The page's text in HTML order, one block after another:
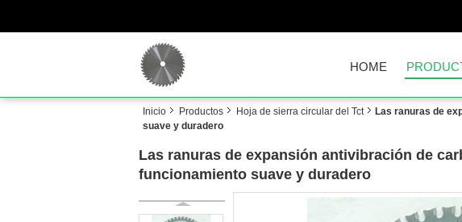
HOME
Inicio Productos Hoja de sierra circular del Tct
Las ranuras de
suave y duradero
Las ranuras de expansión antivibración de
funcionamiento suave y duradero